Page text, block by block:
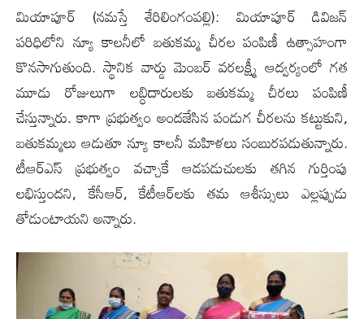
మియాపూర్ (న‌మ‌స్తే శేరిలింగంప‌ల్లి): మియాపూర్ డివిజ‌న్
ప‌రిధిలోని న్యూ కాల‌నీలో బ‌తుక‌మ్మ చీర‌ల పంపిణీ ఉత్సాహంగా
కొన‌సాగుతుంది. స్థానిక వార్డు మెంబ‌ర్ వ‌ర‌ల‌క్ష్మీ ఆద్వ‌ర్యంలో గ‌త
మూడు రోజులుగా ల‌బ్ధిదారుల‌కు బ‌తుక‌మ్మ చీర‌లు పంపిణీ
చేస్తున్నారు. కాగా ప్ర‌భుత్వం అంద‌జేసిన పండుగ చీర‌ల‌ను క‌ట్టుకుని,
బ‌తుక‌మ్మ‌లు ఆడుతూ న్యూ కాల‌నీ మ‌హిళ‌లు సంబుర‌ప‌డుతున్నారు.
టీఆర్ఎస్ ప్ర‌భుత్వం వ‌చ్చాకే ఆడ‌ప‌డుచుల‌కు త‌గిన గుర్తింపు
ల‌భిస్తుంద‌ని, కేసీఆర్‌, కేటీఆర్‌ల‌కు త‌మ ఆశీస్సులు ఎల్ల‌ప్పుడు
తోడుంటాయ‌ని అన్నారు.